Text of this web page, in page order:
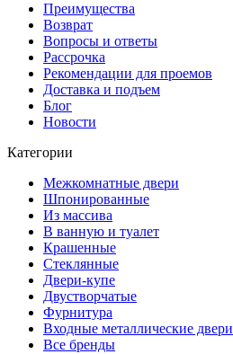
Преимущества
Возврат
Вопросы и ответы
Рассрочка
Рекомендации для проемов
Доставка и подъем
Блог
Новости
Категории
Межкомнатные двери
Шпонированные
Из массива
В ванную и туалет
Крашенные
Стеклянные
Двери-купе
Двустворчатые
Фурнитура
Входные металлические двери
Все бренды